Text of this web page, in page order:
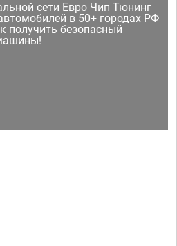
сети Евро Чип Тюнинг
в 50+ городах РФ
получить безопасный